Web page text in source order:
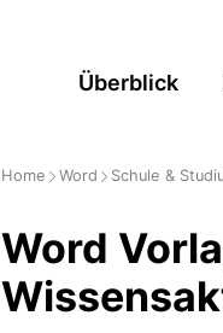
Überblick
Home Word Schule &
Word